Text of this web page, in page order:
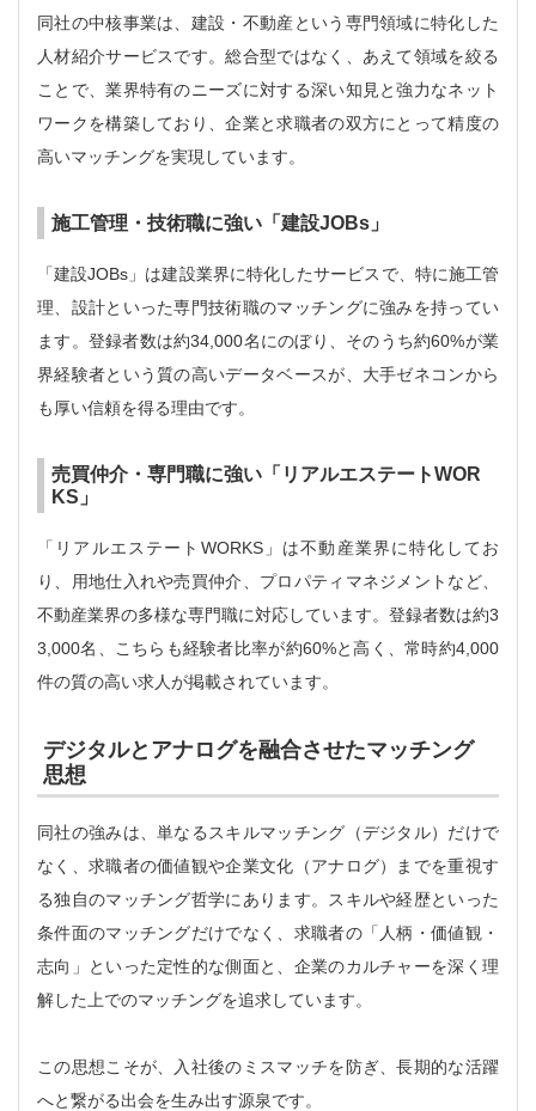
同社の中核事業は、建設・不動産という専門領域に特化した
人材紹介サービスです。総合型ではなく、あえて領域を絞る
ことで、業界特有のニーズに対する深い知見と強力なネット
ワークを構築しており、企業と求職者の双方にとって精度の
高いマッチングを実現しています。
施工管理・技術職に強い「建設JOBs」
「建設JOBs」は建設業界に特化したサービスで、特に施工管
理、設計といった専門技術職のマッチングに強みを持ってい
ます。登録者数は約34,000名にのぼり、そのうち約60%が業
界経験者という質の高いデータベースが、大手ゼネコンから
も厚い信頼を得る理由です。
売買仲介・専門職に強い「リアルエステートWOR
KS」
「リアルエステートWORKS」は不動産業界に特化してお
り、用地仕入れや売買仲介、プロパティマネジメントなど、
不動産業界の多様な専門職に対応しています。登録者数は約3
3,000名、こちらも経験者比率が約60%と高く、常時約4,000
件の質の高い求人が掲載されています。
デジタルとアナログを融合させたマッチング
思想
同社の強みは、単なるスキルマッチング（デジタル）だけで
なく、求職者の価値観や企業文化（アナログ）までを重視す
る独自のマッチング哲学にあります。スキルや経歴といった
条件面のマッチングだけでなく、求職者の「人柄・価値観・
志向」といった定性的な側面と、企業のカルチャーを深く理
解した上でのマッチングを追求しています。
この思想こそが、入社後のミスマッチを防ぎ、長期的な活躍
へと繋がる出会を生み出す源泉です。